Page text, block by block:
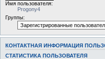
Имя пользователя:
Progony4
Группы:
КОНТАКТНАЯ ИНФОРМАЦИЯ
СТАТИСТИКА ПОЛЬЗОВАТЕЛЯ